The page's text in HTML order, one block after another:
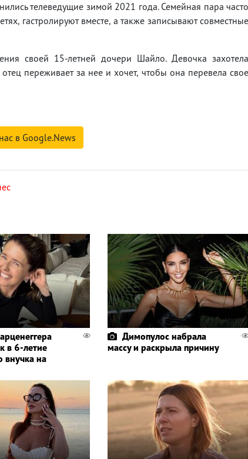
телеведущие зимой 2021 года. Семейная пара часто
гастролируют вместе, а также записывают совместные
своей 15-летней дочери Шайло. Девочка захотела
переживает за нее и хочет, чтобы она перевела свое
в Google.News
в 6-летие
внучка на
Димопулос набрала
массу и раскрыла причину